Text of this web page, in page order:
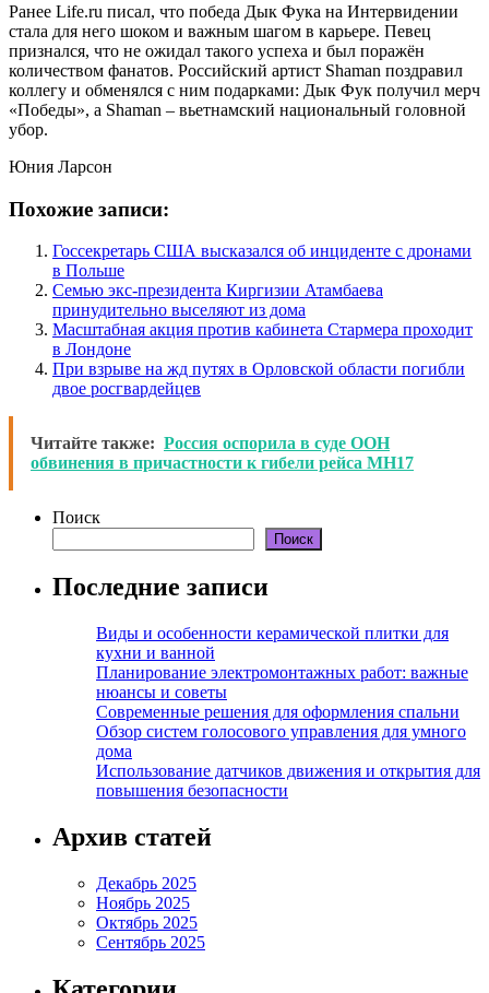
Ранее Life.ru писал, что победа Дык Фука на Интервидении
стала для него шоком и важным шагом в карьере. Певец
признался, что не ожидал такого успеха и был поражён
количеством фанатов. Российский артист Shaman поздравил
коллегу и обменялся с ним подарками: Дык Фук получил мерч
«Победы», а Shaman – вьетнамский национальный головной
убор.
Юния Ларсон
Похожие записи:
Госсекретарь США высказался об инциденте с дронами
в Польше
Семью экс-президента Киргизии Атамбаева
принудительно выселяют из дома
Масштабная акция против кабинета Стармера проходит
в Лондоне
При взрыве на жд путях в Орловской области погибли
двое росгвардейцев
Читайте также: Россия оспорила в суде ООН
обвинения в причастности к гибели рейса МН17
Поиск
Поиск
Последние записи
Виды и особенности керамической плитки для
кухни и ванной
Планирование электромонтажных работ: важные
нюансы и советы
Современные решения для оформления спальни
Обзор систем голосового управления для умного
дома
Использование датчиков движения и открытия для
повышения безопасности
Архив статей
Декабрь 2025
Ноябрь 2025
Октябрь 2025
Сентябрь 2025